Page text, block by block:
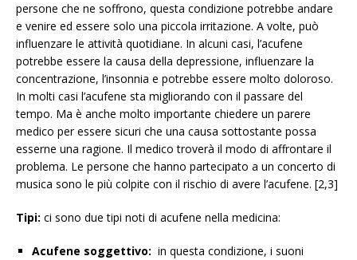
persone che ne soffrono, questa condizione potrebbe andare
e venire ed essere solo una piccola irritazione. A volte, può
influenzare le attività quotidiane. In alcuni casi, l’acufene
potrebbe essere la causa della depressione, influenzare la
concentrazione, l’insonnia e potrebbe essere molto doloroso.
In molti casi l’acufene sta migliorando con il passare del
tempo. Ma è anche molto importante chiedere un parere
medico per essere sicuri che una causa sottostante possa
esserne una ragione. Il medico troverà il modo di affrontare il
problema. Le persone che hanno partecipato a un concerto di
musica sono le più colpite con il rischio di avere l’acufene. [2,3]
Tipi: ci sono due tipi noti di acufene nella medicina:
Acufene soggettivo: in questa condizione, i suoni